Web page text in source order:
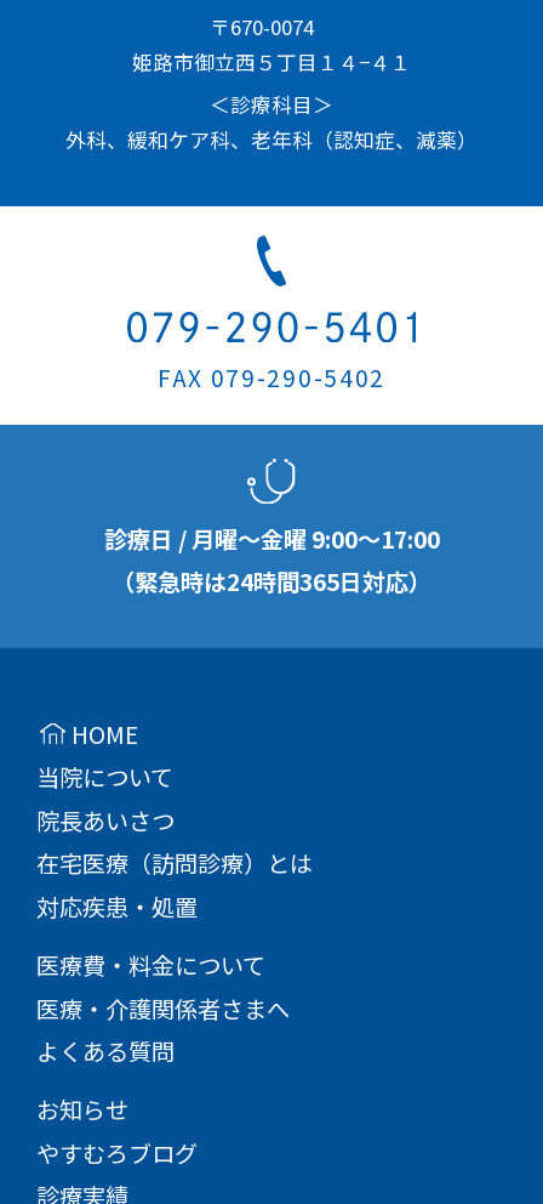
〒670-0074
姫路市御立西５丁目１４−４１
＜診療科目＞
外科、緩和ケア科、老年科（認知症、減薬）
FAX 079-290-5402
診療日 / 月曜〜金曜9:00〜17:00
（緊急時は24時間365日対応）
HOME
当院について
院長あいさつ
在宅医療（訪問診療）とは
対応疾患・処置
医療費・料金について
医療・介護関係者さまへ
よくある質問
お知らせ
やすむろブログ
診療実績